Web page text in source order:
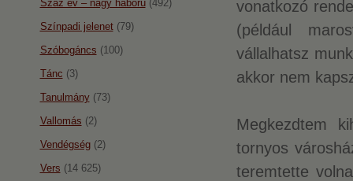
vonatkozó
(például
vállalhatsz
akkor nem
Megkezdtem
tornyos
teremtette
Száz év – nagy háború(492)
Színpadi jelenet(79)
Szóbogáncs (100)
Tánc (3)
Tanulmány(73)
Vallomás (2)
Vendégség(2)
Vers (14 625)